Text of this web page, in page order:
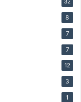
32
8
7
7
12
3
1